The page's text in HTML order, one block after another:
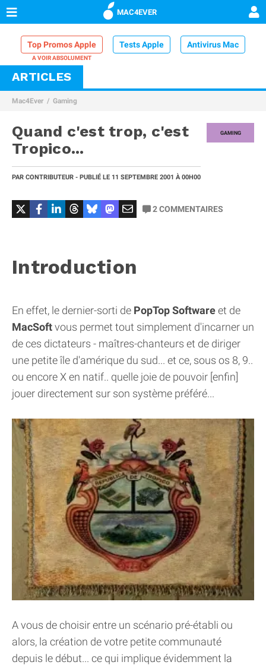
MAC4EVER
Top Promos Apple Tests Apple Antivirus Mac
VPN Mac
Comparatif iPhone
ARTICLES
Mac4Ever Gaming
GAMING
Quand c'est trop, c'est
Tropico...
PAR CONTRIBUTEUR - PUBLIÉ LE 11 SEPTEMBRE 2001 À 00H00
2COMMENTAIRES
Introduction
En effet, le dernier-sorti de PopTop Softwareet de
MacSoftvous permet tout simplement d'incarner un
de ces dictateurs - maîtres-chanteurs et de diriger
une petite île d'amérique du sud... et ce, sous os 8, 9..
ou encore X en natif.. quelle joie de pouvoir [enfin]
jouer directement sur son système préféré...
A vous de choisir entre un scénario pré-établi ou
alors, la création de votre petite communauté
depuis le début... ce qui implique évidemment la